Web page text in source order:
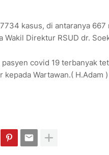
kasus, di antaranya
Direktur RSUD dr.
covid 19 terbanyak
kepada Wartawan.( H.Adam )